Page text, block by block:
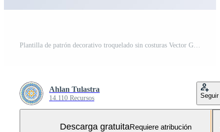
Plantilla de patrón decorativo troquelado sin costuras Vector Gratis y SVG Gratis
Ahlan Tulastra
14.110 Recursos Seguir
Descarga gratuitaRequiere atribución